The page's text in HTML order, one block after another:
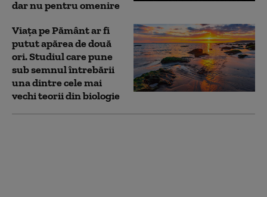
dar nu pentru omenire
Viața pe Pământ ar fi
putut apărea de două
ori. Studiul care pune
sub semnul întrebării
una dintre cele mai
vechi teorii din biologie